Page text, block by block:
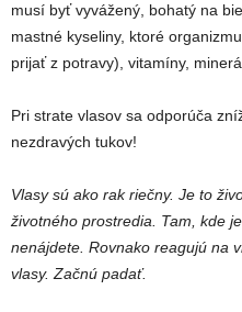
musí byť vyvážený, bohatý na
mastné kyseliny, ktoré
prijať z potravy), vitamíny,
Pri strate vlasov sa odporúča
nezdravých tukov!
Vlasy sú ako rak riečny. Je to
životného prostredia. Tam, kde
nenájdete. Rovnako reagujú na
vlasy. Začnú padať.